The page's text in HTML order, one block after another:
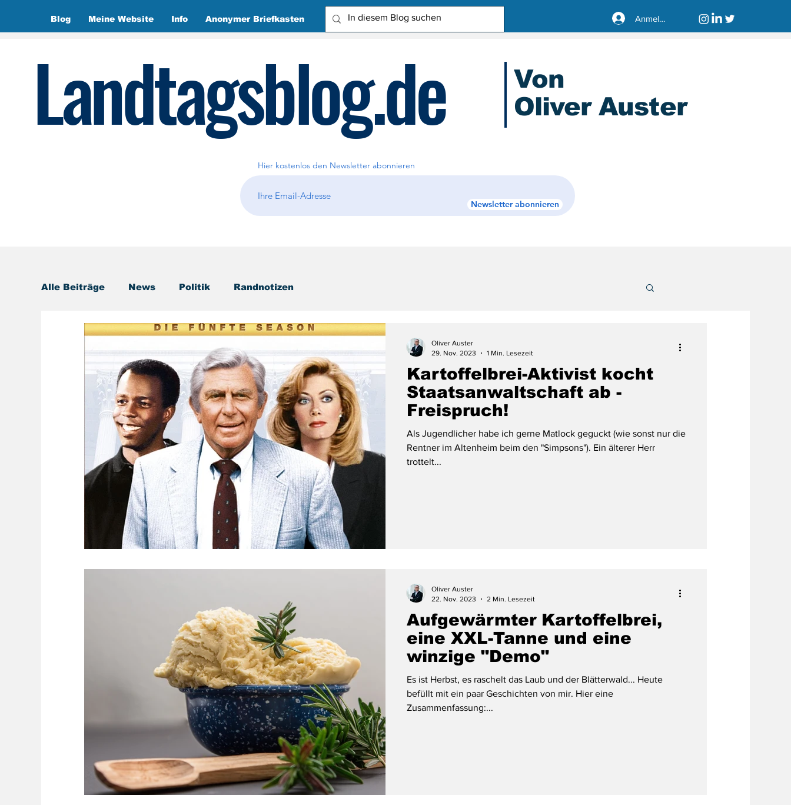
Blog Meine Website Info Anonymer Briefkasten Anmelden
Landtagsblog.de
Von
Oliver Auster
Hier kostenlos den Newsletter abonnieren
Newsletter abonnieren
Alle Beiträge News Politik Randnotizen
Kartoffelbrei-Aktivist kocht
Staatsanwaltschaft ab -
Freispruch!
Als Jugendlicher habe ich gerne Matlock geguckt (wie sonst nur die
Rentner im Altenheim beim den "Simpsons"). Ein älterer Herr
trottelt...
Oliver Auster
29. Nov. 2023
1 Min. Lesezeit
Aufgewärmter Kartoffelbrei,
eine XXL-Tanne und eine
winzige "Demo"
Es ist Herbst, es raschelt das Laub und der Blätterwald... Heute
befüllt mit ein paar Geschichten von mir. Hier eine
Zusammenfassung:...
Oliver Auster
22. Nov. 2023
2 Min. Lesezeit